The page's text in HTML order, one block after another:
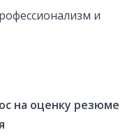
и
на оценку резюме